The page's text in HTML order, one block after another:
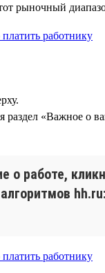
рыночный
«Важное о
работе,